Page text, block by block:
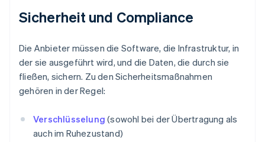
Sicherheit und Compliance
Die Anbieter müssen die Software, die Infrastruktur, in
der sie ausgeführt wird, und die Daten, die durch sie
fließen, sichern. Zu den Sicherheitsmaßnahmen
gehören in der Regel:
Verschlüsselung (sowohl bei der Übertragung als
auch im Ruhezustand)